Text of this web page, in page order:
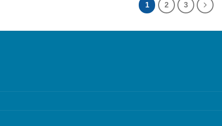
wiele
1 2 3